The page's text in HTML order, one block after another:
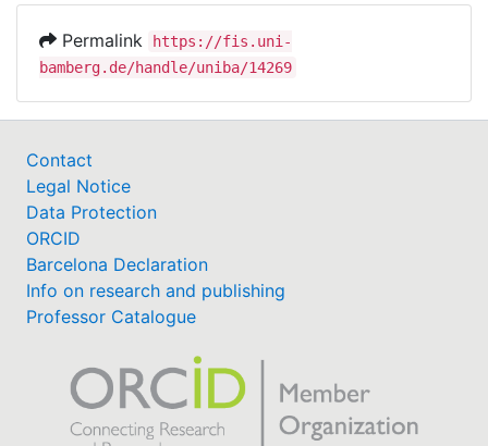
Permalink
https://fis.uni-
bamberg.de/handle/uniba/14269
Contact
Legal Notice
Data Protection
ORCID
Barcelona Declaration
Info on research and publishing
Professor Catalogue